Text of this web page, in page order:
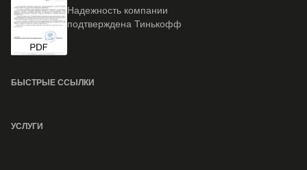
Надежность компании
подтверждена Тинькофф
БЫСТРЫЕ ССЫЛКИ
УСЛУГИ